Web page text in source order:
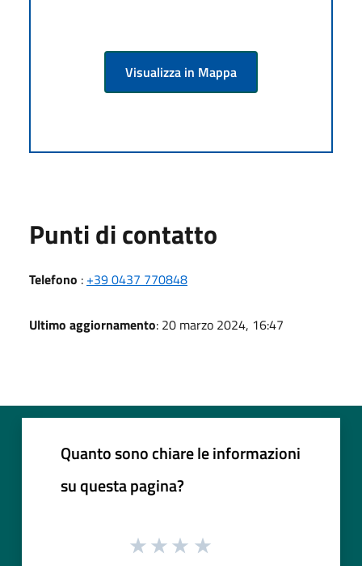
Visualizza in Mappa
Punti di contatto
Telefono : +39 0437 770848
Ultimo aggiornamento: 20 marzo 2024, 16:47
Quanto sono chiare le informazioni
su questa pagina?